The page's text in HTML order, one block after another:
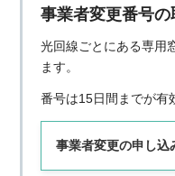
事業者変更番号の
光回線ごとにある専用
ます。
番号は15日間までが有
事業者変更の申し込